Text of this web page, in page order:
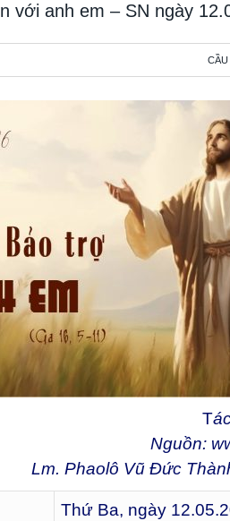
với anh em – SN ngày
CẦU
T
Nguồn:
Lm. Phaolô Vũ Đức
Thứ Ba, ngày